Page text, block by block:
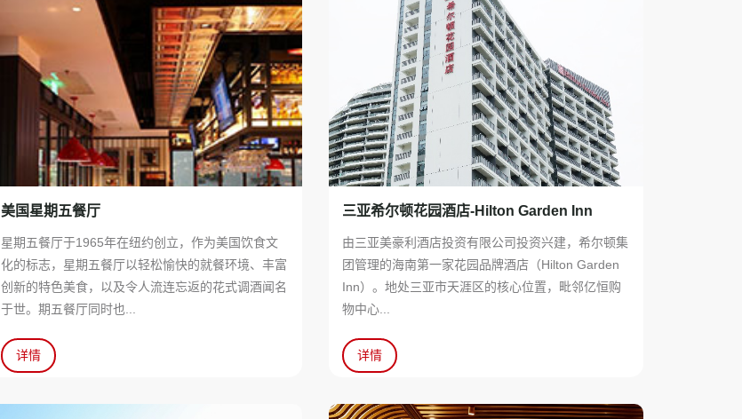
美国星期五餐厅
星期五餐厅于1965年在纽约创立，作为美国饮食文
化的标志，星期五餐厅以轻松愉快的就餐环境、丰富
创新的特色美食，以及令人流连忘返的花式调酒闻名
于世。期五餐厅同时也...
详情
三亚希尔顿花园酒店-Hilton Garden Inn
由三亚美豪利酒店投资有限公司投资兴建，希尔顿集
团管理的海南第一家花园品牌酒店（Hilton Garden
Inn）。地处三亚市天涯区的核心位置，毗邻亿恒购
物中心...
详情